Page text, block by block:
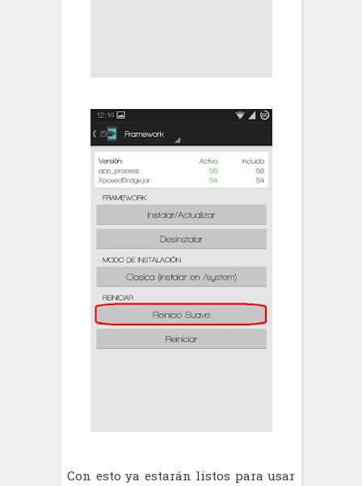
Con esto ya estarán listos para usar